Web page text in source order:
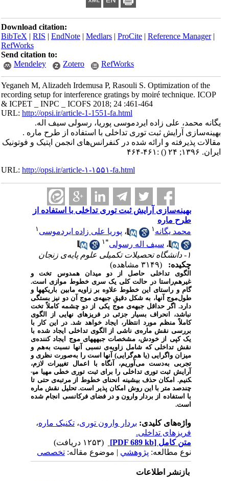
Download citation:
BibTeX|RIS|EndNote|Medlars|ProCite|Reference Manager
RefWorks
Send citation to:
Mendeley
Zotero RefWorks
Yeganeh M, Alizadeh Irdemusa P, Rasouli S. Optimization of the
recording setup for interference gratings by moiré technique. ICOP
& ICPET _ INPC _ ICOFS 2018; 24 :461-464
URL:http://opsi.ir/article-1-1551-fa.html
یگانه محمد، علی زاده ایردموسی پوریا، رسولی سیف اله.
بهینه‌سازی آرایش ثبت توری تداخلی با استفاده از طرح ماره .
مقالات پذیرفته و ارائه شده در کنفرانس‌های انجمن اپتیک و فوتونیک
ایران. ۱۳۹۶; ۲۴
() :۴۶۱-۴۶۴
URL:http://opsi.ir/article-۱-۱۵۵۱-fa.html
بهینه‌سازی آرایش ثبت توری تداخلی با استفاده از
طرح ماره
محمد یگانه۱ ،پوریا علی زاده ایردموسی
،سیف اله رسولی ۱
چکیده:
الگوی تداخلی حاصل از دو میدان همدوس تخت و
غیرهم‌راستا در حالت کلی یک سری خطوط موازی است.
گام و راستای این خطوط علاوه بر زاویه مابین باریکه­ها و
طول‌موج آنها، به شکل دقیقِ جبهه‌ی موج آن دو نیز بستگی
دارد. اگر حداقل جبهه‌ی موج یکی از دو چشمه کاملاً تخت
نباشد، انحراف بسیار جزئی در فریزهای نهایی از الگوی
کاملاً منظم مورد انتظار، ایجاد خواهد شد. در این کار با
بررسی نقش ماره‌ی ناشی از الگوی تداخلی ایجاد شده با
یک کپی از خودش، مشخصات جبهه­های موج ایجاد کننده‌ی
نقش تداخلی که شامل زاویه‌ی نسبی آنها نسبت به‌هم و
میزان واگرایی (یا هم‌گرایی) آنها است را به‌صورت نظری و
تجربی به‌دست می‌آوریم، آنگاه با اعمال تغییرات لازم،
آرایش ثبت توری تداخلی را برای ثبت توری خطی مهیا می­
کنیم. امکان حذف بیشینه انحنایخطوط از مرتبه‌ی حتی تا
چندصد متر با این روش امکان پذیر است. تحلیل نقش ماره
با استفاده از بردار وارون و در فضای فرکانسی انجام شده
ست.
واژه‌های کلیدی:بردار وارون توری،تکنیک ماره ،
فریزهای تداخلی.
متن کامل[PDF 689 kb]
نوع مطالعه:پژوهشي| موضوع مقاله:تخصصی
بازنشر اطلاعات